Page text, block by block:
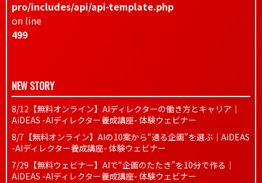
pro/includes/api/api-template.php
on line
499
NEW STORY
8/12【無料オンライン】AIディレクターの働き方とキャリア｜
AiDEAS -AIディレクター養成講座- 体験ウェビナー
8/7【無料オンライン】AIの10案から“通る企画”を選ぶ｜AiDEAS
-AIディレクター養成講座- 体験ウェビナー
7/29【無料ウェビナー】AIで“企画のたたき”を10分で作る｜
AiDEAS -AIディレクター養成講座- 体験ウェビナー